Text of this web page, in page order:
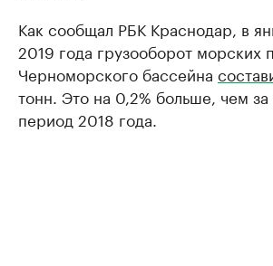
Как сообщал РБК Краснодар, в
2019 года грузооборот морских
Черноморского бассейна
тонн. Это на 0,2% больше, чем за
период 2018 года.